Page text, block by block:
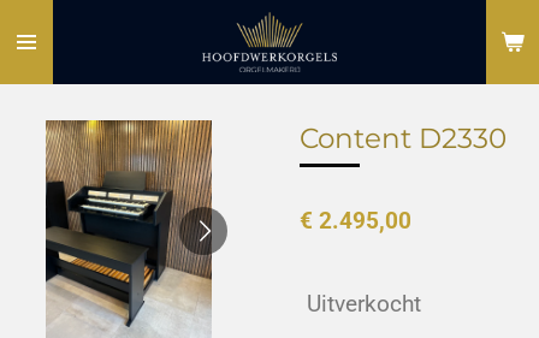
direct
naar
hoofdinhoud
Content D2330
€ 2.495,00
Uitverkocht